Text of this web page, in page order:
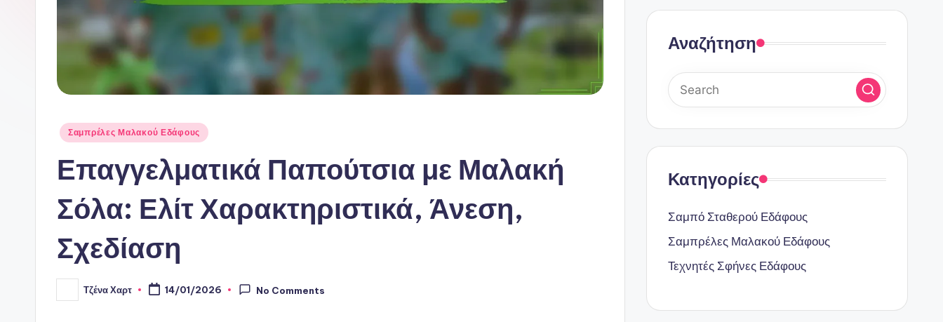
Posted
Σαμπρέλες Μαλακού Εδάφους
Επαγγελματικά Παπούτσια με Μαλακή
Σόλα: Ελίτ Χαρακτηριστικά, Άνεση,
Σχεδίαση
Posted
by
Τζένα Χαρτ 14/01/2026 No Comments
Αναζήτηση
Κατηγορίες
Σαμπό Σταθερού Εδάφους
Σαμπρέλες Μαλακού Εδάφους
Τεχνητές Σφήνες Εδάφους